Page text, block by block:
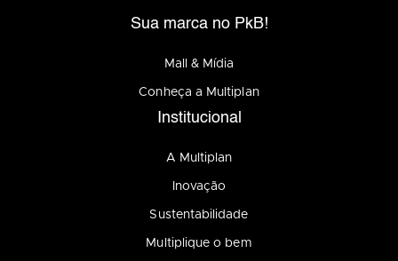
Sua marca no PkB!
Mall & Mídia
Conheça a Multiplan
Institucional
A Multiplan
Inovação
Sustentabilidade
Multiplique o bem